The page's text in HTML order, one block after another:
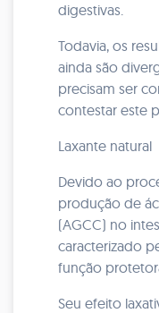
digestivas.
Todavia, os
ainda são
precisam ser
contestar este
Laxante natural
Devido ao
produção de
(AGCC) no
caracterizado
função
Seu efeito